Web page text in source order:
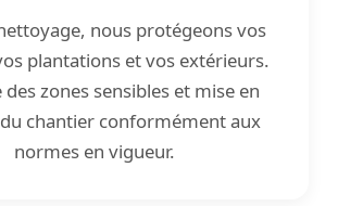
nous protégeons vos
plantations et vos extérieurs.
des zones sensibles et mise en
chantier conformément aux
normes en vigueur.